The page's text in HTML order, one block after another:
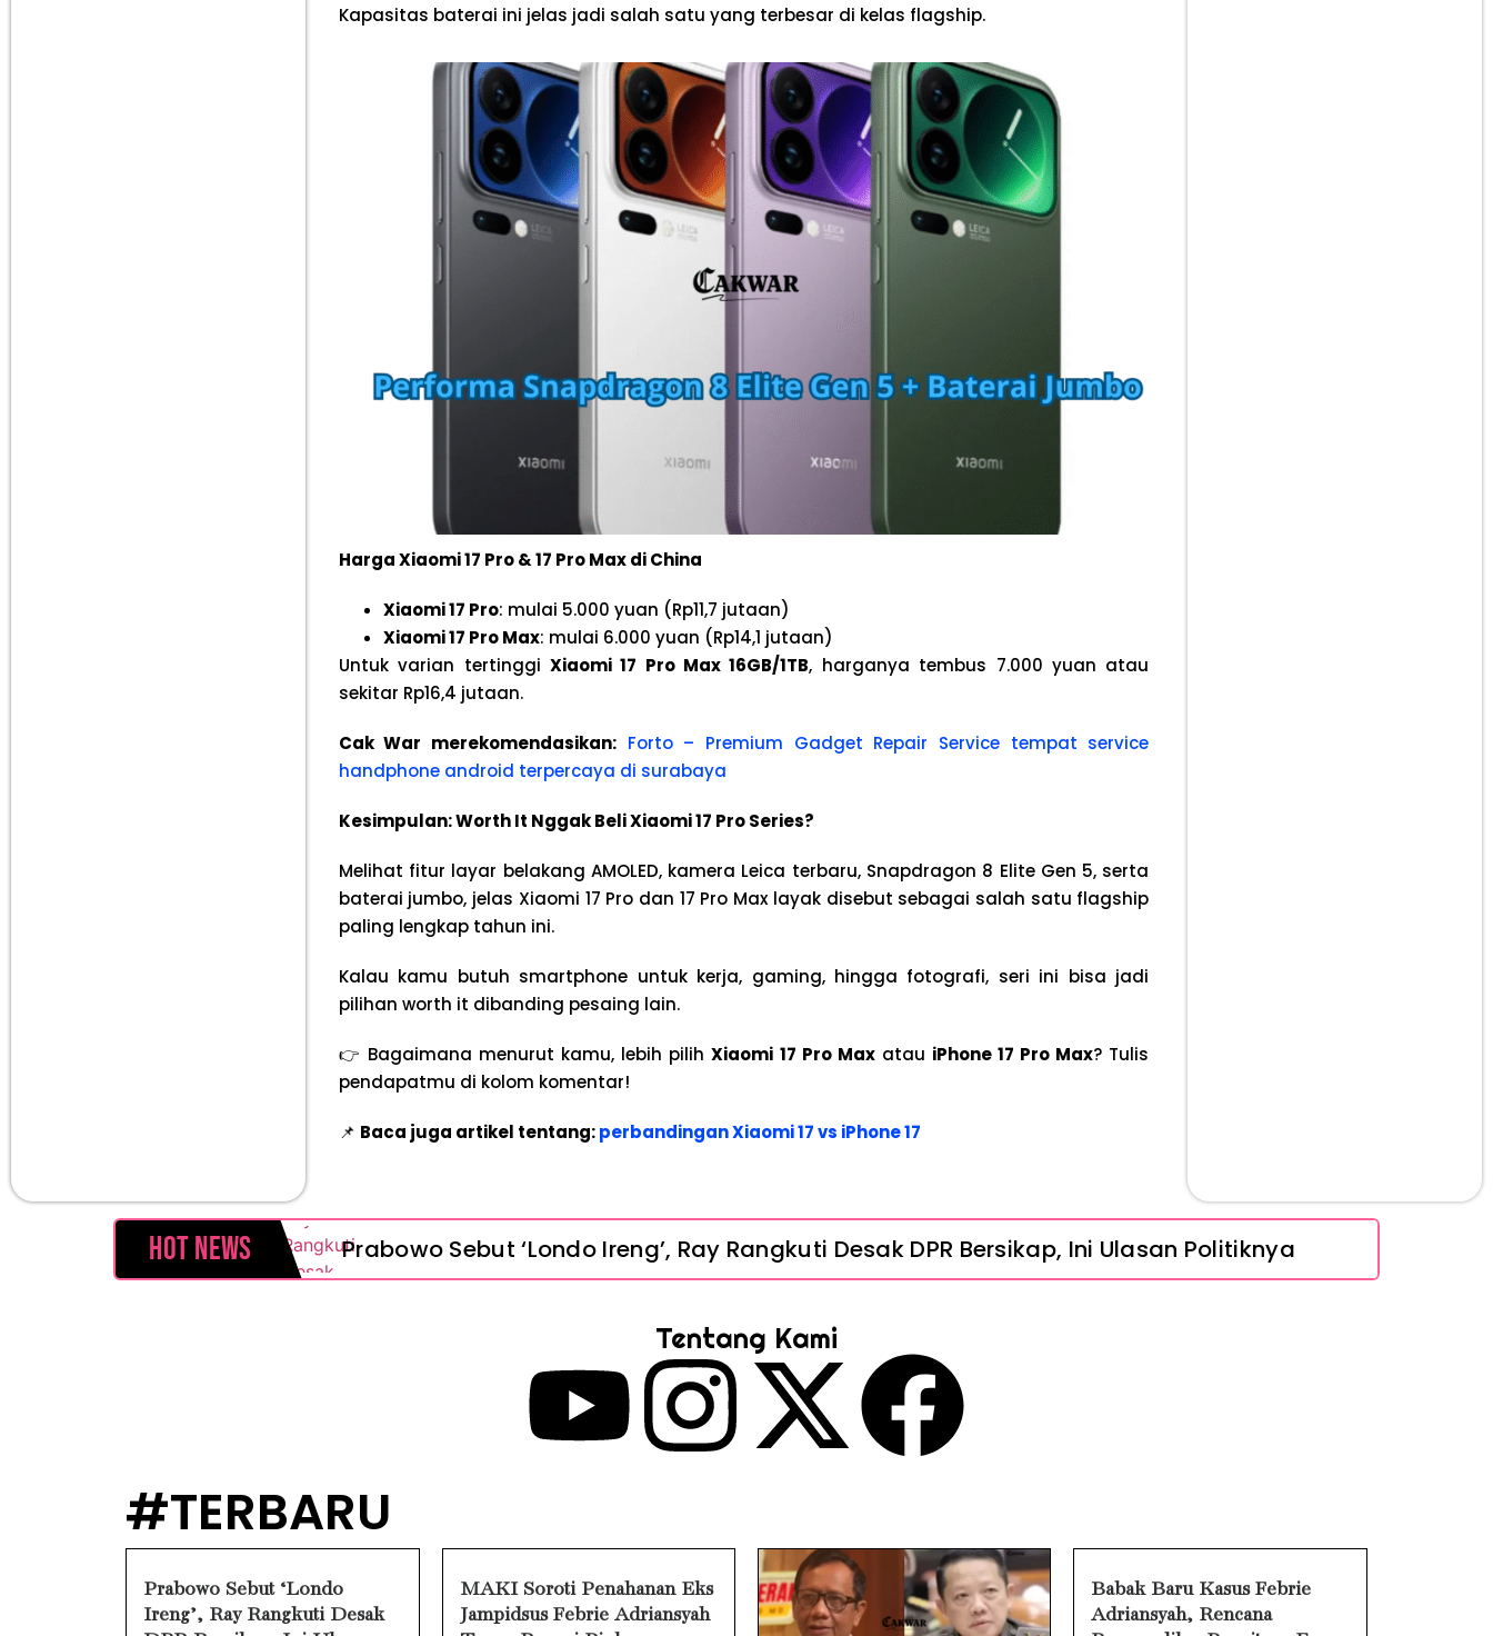
Kapasitas baterai ini jelas jadi salah satu yang terbesar di kelas flagship.
Harga Xiaomi 17 Pro & 17 Pro Max di China
Xiaomi 17 Pro: mulai 5.000 yuan (Rp11,7 jutaan)
Xiaomi 17 Pro Max: mulai 6.000 yuan (Rp14,1 jutaan)
Untuk varian tertinggi Xiaomi 17 Pro Max 16GB/1TB, harganya tembus 7.000 yuan atau
sekitar Rp16,4 jutaan.
Cak War merekomendasikan: Forto – Premium Gadget Repair Service tempat service
handphone android terpercaya di surabaya
Kesimpulan: Worth It Nggak Beli Xiaomi 17 Pro Series?
Melihat fitur layar belakang AMOLED, kamera Leica terbaru, Snapdragon 8 Elite Gen 5, serta
baterai jumbo, jelas Xiaomi 17 Pro dan 17 Pro Max layak disebut sebagai salah satu flagship
paling lengkap tahun ini.
Kalau kamu butuh smartphone untuk kerja, gaming, hingga fotografi, seri ini bisa jadi
pilihan worth it dibanding pesaing lain.
👉 Bagaimana menurut kamu, lebih pilihXiaomi 17 Pro Maxatau iPhone 17 Pro Max? Tulis
pendapatmu di kolom komentar!
📌 Baca juga artikel tentang:perbandingan Xiaomi 17 vs iPhone 17
Hot News
Prabowo Sebut ‘Londo Ireng’, Ray Rangkuti Desak DPR Bersikap, Ini Ulasan Politiknya
Febrie Adriansyah Ditahan, Mengapa Tanpa Rompi Pink? Ini Penjelasan dan Faktanya
Baterai Apple Watch Cepat Boros? Ini Penyebab dan Cara Mengatasinya
HP Realme Kena Air Tidak Bisa Dicas? Jangan Langsung Charge, Ini Solusinya
Face ID iPhone Tidak Mengenali Wajah? Ini Penyebab dan Cara Mengatasinya
Tentang Kami
#TERBARU
Prabowo Sebut ‘Londo
Ireng’, Ray Rangkuti Desak
MAKI Soroti Penahanan Eks
Jampidsus Febrie Adriansyah
Babak Baru Kasus Febrie
Adriansyah, Rencana